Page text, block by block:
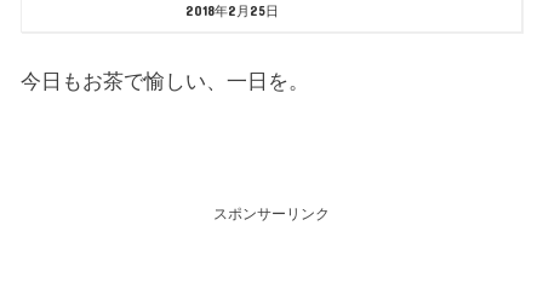
2018年2月25日
今日もお茶で愉しい、一日を。
スポンサーリンク